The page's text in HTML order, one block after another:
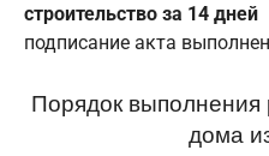
строительство за 14 дней
подписание акта
Порядок выполнения
дома